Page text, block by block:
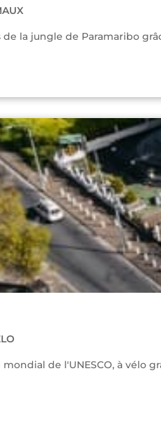
la jungle de Paramaribo
de l'UNESCO, à